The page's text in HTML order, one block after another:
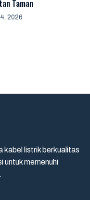
Taman
2026
kabel listrik berkualitas
untuk memenuhi